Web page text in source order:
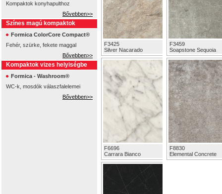
Kompaktok konyhapulthoz
Bővebben>>
Színes magú kompaktok
Formica ColorCore Compact®
Fehér, szürke, fekete maggal
Bővebben>>
Kompaktok vizes helyiségbe
Formica - Washroom®
WC-k, mosdók válaszfalelemei
Bővebben>>
F3425
Silver Nacarado
F3459
Soapstone Sequoia
F6696
Carrara Bianco
F8830
Elemental Concrete